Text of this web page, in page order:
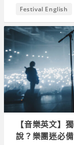
Festival English
【音樂英文】
說？樂團迷必